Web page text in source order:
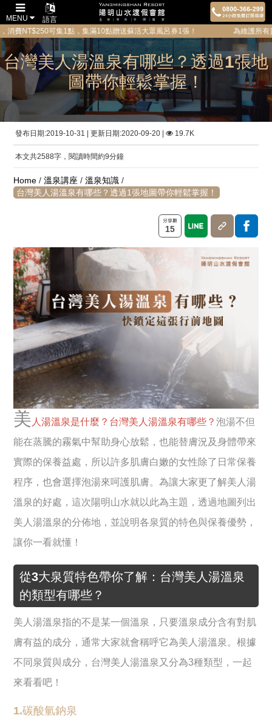
語言
MENU
1點，集滿10點贈送蘇活大眾風呂券1張！ 為維護所有貴賓的隱私與安全，
台灣美人湯溫泉有哪些？透過1張地
圖帶你輕鬆掌握！
發布日期:2019-10-31 | 更新日期:2020-09-20 | 19.7K
本文共2588字，閱讀時間約9分鐘
Home /溫泉講座 /溫泉知識 /
台灣美人湯溫泉有哪些？透過1張地圖帶你輕鬆掌握！
15
美 人湯溫泉是什麼？台灣美人湯溫泉有哪些？泡湯不但
能在蒸騰的霧氣中幫助身心放鬆，也能替膚況及身體帶來
實際的保養益處，所以許多肌膚白嫩的女性除了日常保養
程序，也會選擇泡湯來呵護肌膚。為讓大家更了解美人湯
溫泉的好處，這次陽明山水就以此為主題，透過地圖列出
美人湯溫泉的分佈地，並說明各泉質的特色與保養優勢，
讓你一看就懂！
從3大泉質特色帶你了解：台灣美人湯溫泉
的類型有哪些？
美人湯溫泉指的不是某一個溫泉，只要溫泉成分含有對肌
膚有益的成分，通常大家就會稱呼它為美人湯溫泉。根據
不同泉質與成分，台灣美人湯溫泉又分為3種類型，一起
來看看吧！
1.碳酸氫鈉泉